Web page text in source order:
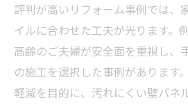
評判が高いリフォーム事例では、
イルに合わせた工夫が光ります。
高齢のご夫婦が安全面を重視し、
の施工を選択した事例があります
軽減を目的に、汚れにくい壁パネ